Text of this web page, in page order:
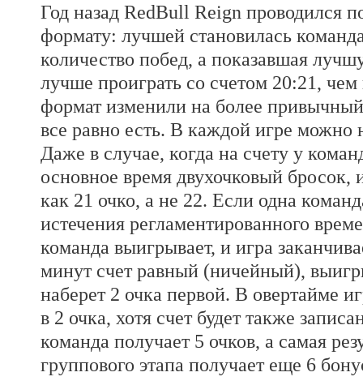
Год назад RedBull Reign проводился
формату: лучшей становилась
количество побед, а показавшая
лучше проиграть со счетом 20:21,
формат изменили на более
все равно есть. В каждой игре можно
Даже в случае, когда на счету у
основное время двухочковый бросок,
как 21 очко, а не 22. Если одна
истечения регламентированного
команда выигрывает, и игра
минут счет равный (ничейный),
наберет 2 очка первой. В овертайме
в 2 очка, хотя счет будет также
команда получает 5 очков, а самая
группового этапа получает еще 6